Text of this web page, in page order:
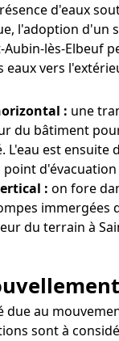
d'eaux
l'adoption d'un
Aubin-lès-Elbeuf
eaux vers
: une
du bâtiment
L'eau est ensuite
point
: on fore
immergées
du terrain à
due au
sont à